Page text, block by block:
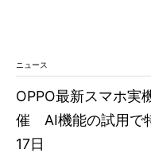
ニュース
OPPO最新スマホ実
催 AI機能の試用で
17日